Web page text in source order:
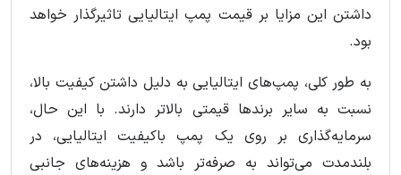
داشتن این مزایا بر قیمت پمپ ایتالیایی تاثیرگذار خواهد
بود.
به طور کلی، پمپ‌های ایتالیایی به دلیل داشتن کیفیت بالا،
نسبت به سایر برندها قیمتی بالاتر دارند. با این حال،
سرمایه‌گذاری بر روی یک پمپ باکیفیت ایتالیایی، در
بلندمدت می‌تواند به صرفه‌تر باشد و هزینه‌های جانبی